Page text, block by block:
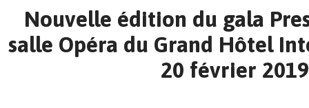
Nouvelle édition du gala
salle Opéra du Grand Hôtel
20 février 2019